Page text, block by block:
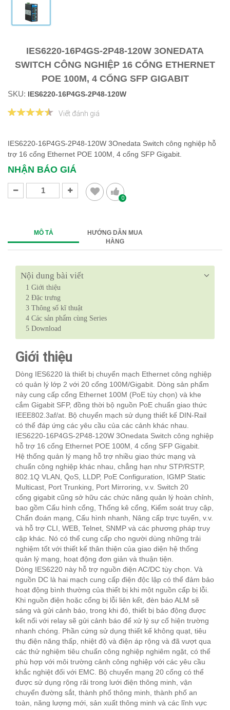
IES6220-16P4GS-2P48-120W 3ONEDATA
SWITCH CÔNG NGHIỆP 16 CỔNG ETHERNET
POE 100M, 4 CỔNG SFP GIGABIT
SKU: IES6220-16P4GS-2P48-120W
Viết đánh giá
IES6220-16P4GS-2P48-120W 3Onedata Switch công nghiệp hỗ
trợ 16 cổng Ethernet POE 100M, 4 cổng SFP Gigabit.
NHẬN BÁO GIÁ
0
MÔ TẢ
HƯỚNG DẪN MUA
HÀNG
Nội dung bài viết
1 Giới thiệu
2 Đặc trưng
3 Thông số kĩ thuật
4 Các sản phẩm cùng Series
5 Download
Giới thiệu
Dòng IES6220 là thiết bị chuyển mạch Ethernet công nghiệp
có quản lý lớp 2 với 20 cổng 100M/Gigabit. Dòng sản phẩm
này cung cấp cổng Ethernet 100M (PoE tùy chọn) và khe
cắm Gigabit SFP, đồng thời bộ nguồn PoE chuẩn giao thức
IEEE802.3af/at. Bộ chuyển mạch sử dụng thiết kế DIN-Rail
có thể đáp ứng các yêu cầu của các cảnh khác nhau.
IES6220-16P4GS-2P48-120W 3Onedata Switch công nghiệp
hỗ trợ 16 cổng Ethernet POE 100M, 4 cổng SFP Gigabit.
Hệ thống quản lý mạng hỗ trợ nhiều giao thức mạng và
chuẩn công nghiệp khác nhau, chẳng hạn như STP/RSTP,
802.1Q VLAN, QoS, LLDP, PoE Configuration, IGMP Static
Multicast, Port Trunking, Port Mirroring, v.v. Switch 20
cổng gigabit cũng sở hữu các chức năng quản lý hoàn chỉnh,
bao gồm Cấu hình cổng, Thống kê cổng, Kiểm soát truy cập,
Chẩn đoán mạng, Cấu hình nhanh, Nâng cấp trực tuyến, v.v.
và hỗ trợ CLI, WEB, Telnet, SNMP và các phương pháp truy
cập khác. Nó có thể cung cấp cho người dùng những trải
nghiệm tốt với thiết kế thân thiện của giao diện hệ thống
quản lý mạng, hoạt động đơn giản và thuận tiện.
Dòng IES6220 này hỗ trợ nguồn điện AC/DC tùy chọn. Và
nguồn DC là hai mạch cung cấp điện độc lập có thể đảm bảo
hoạt động bình thường của thiết bị khi một nguồn cấp bị lỗi.
Khi nguồn điện hoặc cổng bị lỗi liên kết, đèn báo ALM sẽ
sáng và gửi cảnh báo, trong khi đó, thiết bị báo động được
kết nối với relay sẽ gửi cảnh báo để xử lý sự cố hiện trường
nhanh chóng. Phần cứng sử dụng thiết kế không quạt, tiêu
thụ điện năng thấp, nhiệt độ và điện áp rộng và đã vượt qua
các thử nghiệm tiêu chuẩn công nghiệp nghiêm ngặt, có thể
phù hợp với môi trường cảnh công nghiệp với các yêu cầu
khắc nghiệt đối với EMC. Bộ chuyển mạng 20 cổng có thể
được sử dụng rộng rãi trong lưới điện thông minh, vận
chuyển đường sắt, thành phố thông minh, thành phố an
toàn, năng lượng mới, sản xuất thông minh và các lĩnh vực